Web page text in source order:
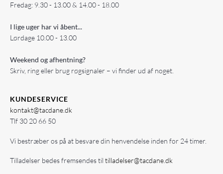
Fredag: 9.30 - 13.00 & 14.00 - 18.00
I lige uger har vi åbent...
Lørdage 10.00 - 13.00
Weekend og afhentning?
Skriv, ring eller brug røgsignaler – vi finder ud af noget.
KUNDESERVICE
kontakt@tacdane.dk
Tlf 30 20 66 50
Vi bestræber os på at besvare din henvendelse inden for 24 timer.
Tilladelser bedes fremsendes til tilladelser@tacdane.dk